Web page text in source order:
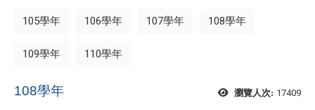
105學年 106學年 107學年 108學年
109學年 110學年
瀏覽人次: 17409
108學年